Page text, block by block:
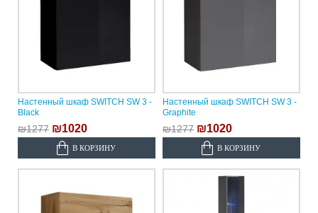
Настенный шкаф SWITCH SW 3 -
Black
₪1277 ₪1020
В КОРЗИНУ
Настенный шкаф SWITCH SW 3 -
Graphite
₪1277 ₪1020
В КОРЗИНУ